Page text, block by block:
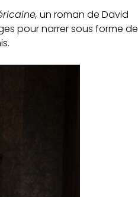
un roman de David
pour narrer sous forme de